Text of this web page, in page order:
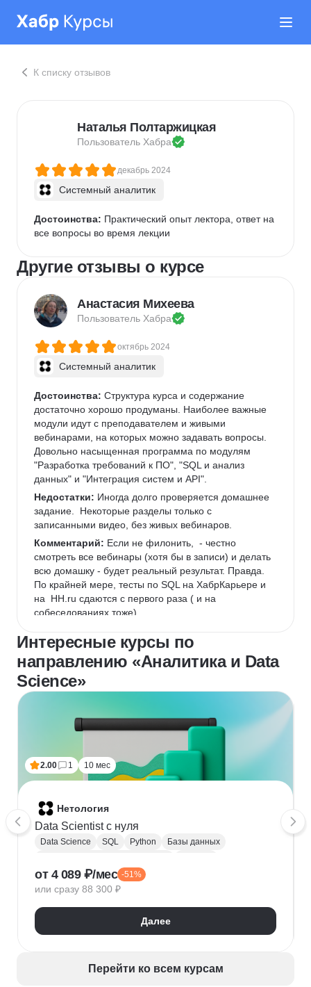
К списку отзывов
Наталья Полтаржицкая
Пользователь Хабра
декабрь 2024
Системный аналитик
Достоинства: Практический опыт лектора, ответ на
все вопросы во время лекции
Другие отзывы о курсе
Анастасия Михеева
Пользователь Хабра
октябрь 2024
Системный аналитик
Достоинства: Структура курса и содержание
достаточно хорошо продуманы. Наиболее важные
модули идут с преподавателем и живыми
вебинарами, на которых можно задавать вопросы.
Довольно насыщенная программа по модулям
"Разработка требований к ПО", "SQL и анализ
данных" и "Интеграция систем и API".
Недостатки: Иногда долго проверяется домашнее
задание.  Некоторые разделы только с
записанными видео, без живых вебинаров.
Комментарий: Если не филонить,  - честно
смотреть все вебинары (хотя бы в записи) и делать
всю домашку - будет реальный результат. Правда.
По крайней мере, тесты по SQL на ХабрКарьере и
на  HH.ru сдаются с первого раза ( и на
собеседованиях тоже).
Интересные курсы по
направлению «Аналитика и Data
Science»
2.00 1 10 мес
Нетология
Data Scientist с нуля
Data Science SQL Python
Базы данных
Keras
Машинное обучение
Искусственный интеллект
Математика для Data Science
Статистика
Pandas
от 4 089 ₽/мес -51%
или сразу 88 300 ₽
Далее
Перейти ко всем курсам